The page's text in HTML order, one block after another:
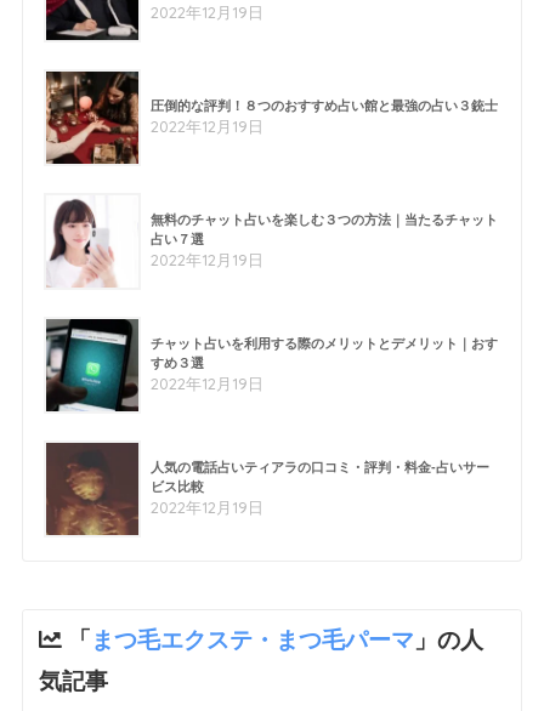
2022年12月19日
圧倒的な評判！８つのおすすめ占い館と最強の占い３銃士
2022年12月19日
無料のチャット占いを楽しむ３つの方法｜当たるチャット
占い７選
2022年12月19日
チャット占いを利用する際のメリットとデメリット｜おす
すめ３選
2022年12月19日
人気の電話占いティアラの口コミ・評判・料金-占いサー
ビス比較
2022年12月19日
「まつ毛エクステ・まつ毛パーマ 」の人
気記事